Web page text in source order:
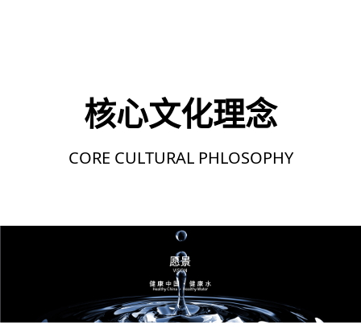
核心文化理念
CORE CULTURAL PHLOSOPHY